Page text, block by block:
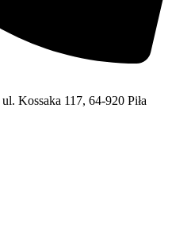
Kossaka 117, 64-920 Piła